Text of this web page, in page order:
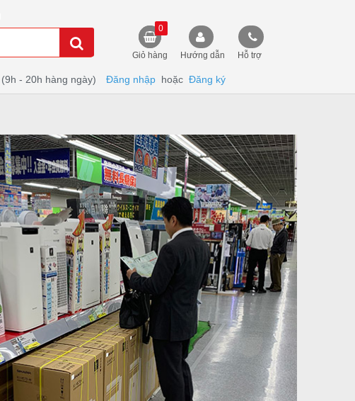
Giỏ hàng
0
Hướng dẫn Hỗ trợ
(9h - 20h hàng ngày) Đăng nhập hoặc Đăng ký